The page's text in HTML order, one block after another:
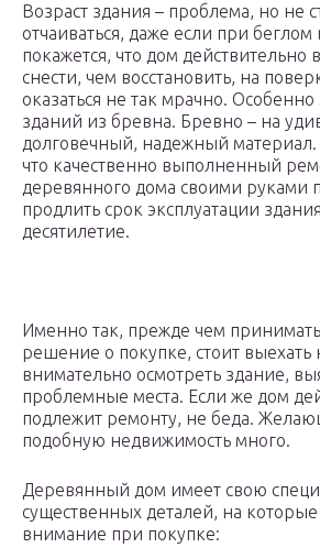
Возраст здания – проблема, но не
отчаиваться, даже если при беглом
покажется, что дом действительно
снести, чем восстановить, на
оказаться не так мрачно. Особенно
зданий из бревна. Бревно – на
долговечный, надежный материал.
что качественно выполненный
деревянного дома своими руками
продлить срок эксплуатации
десятилетие.
Именно так, прежде чем
решение о покупке, стоит выехать
внимательно осмотреть здание,
проблемные места. Если же дом
подлежит ремонту, не беда.
подобную недвижимость много.
Деревянный дом имеет свою
существенных деталей, на которые
внимание при покупке: